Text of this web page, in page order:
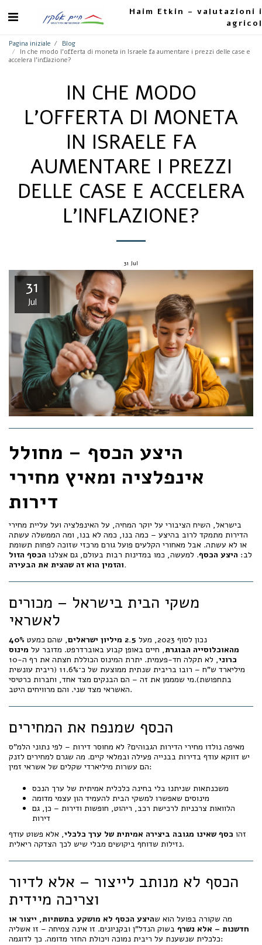
Haim Etkin - valutazioni
Pagina iniziale
Blog
In che modo l'offerta di moneta in Israele fa aumentare i prezzi delle case e
accelera l'inflazione?
IN CHE MODO
L'OFFERTA DI MONETA
IN ISRAELE FA
AUMENTARE I PREZZI
DELLE CASE E ACCELERA
L'INFLAZIONE?
31 Jul
31
Jul
היצע הכסף – מחולל
אינפלציה ומאיץ מחירי
דירות
בישראל, השיח הציבורי על יוקר המחיה, על האינפלציה ועל עליית מחירי
הדירות מתמקד לרוב בהיצע – כמה בנו, כמה לא בנו, ומה הממשלה עשתה
או לא עשתה. אבל מאחורי הקלעים פועל גורם מרכזי שזוכה לפחות תשומת
לב: היצע הכסף. למעשה, כמו במדינות רבות בעולם, גם אצלנו הכסף הזול
והזמין הוא זה שהצית את הבעירה.
משקי הבית בישראל – מכורים
לאשראי
נכון לסוף 2023, מעל 2.5 מיליון ישראלים , שהם כמעט 40%
מהאוכלוסייה הבוגרת, חיים באופן קבוע באוברדרפט. מדובר על מינוס
כרוני
, לא תקלה חד-פעמית. יתרת המינוס הכוללת חצתה את רף ה-10
מיליארד ש"ח – רובו בריבית שנתית ממוצעת של כ־11.6% (ריבית עונשית
בתחפושת).מי שמממן את זה – הם הבנקים מצד אחד, וחברות כרטיסי
האשראי מצד שני. והם מרוויחים היטב.
הכסף שמנפח את המחירים
מאיפה נולדו מחירי הדירות הגבוהים? לא מחוסר דירות – לפי נתוני הלמ"ס
יש דווקא עודף בדירות בבנייה פעילה ובמלאי קיים. מה שגרם למחירים לזנק
הם עשרות מיליארדי שקלים של אשראי זמין:
משכנתאות שניתנו בלי בחינה כלכלית אמיתית של ערך הנכס
מינוסים שאפשרו למשקי הבית להעמיד הון עצמי מדומה
הלוואות צרכניות לרכישת רכב, ריהוט, חופשות ודירות – כן, גם
דירות
זהו כסף שאינו מגובה ביצירה אמיתית של ערך כלכלי, אלא פשוט עודף
נזילות שדוחף ביקושים מבלי שיש לכך הצדקה ריאלית.
הכסף לא מנותב לייצור – אלא לדיור
וצריכה מיידית
מה שקורה בפועל הוא שהיצע הכסף לא מושקע בתשתיות, ייצור או
חדשנות – אלא נשרף בשוק הנדל"ן ובקניונים. זו אינה צמיחה – זו אשליה
כלכלית שנשענת על ריבית נמוכה ויכולת החזר מדומה. כך לדוגמה: